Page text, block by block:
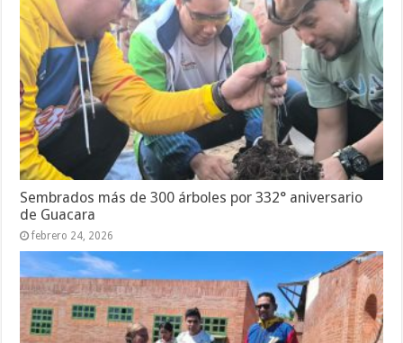
Sembrados más de 300 árboles por 332° aniversario
de Guacara
febrero 24, 2026